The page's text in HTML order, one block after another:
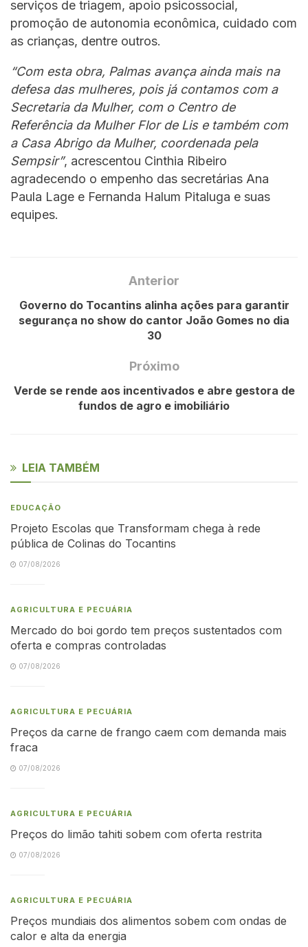
serviços de triagem, apoio psicossocial,
promoção de autonomia econômica, cuidado com
as crianças, dentre outros.
“Com esta obra, Palmas avança ainda mais na
defesa das mulheres, pois já contamos com a
Secretaria da Mulher, com o Centro de
Referência da Mulher Flor de Lis e também com
a Casa Abrigo da Mulher, coordenada pela
Sempsir”, acrescentou Cinthia Ribeiro
agradecendo o empenho das secretárias Ana
Paula Lage e Fernanda Halum Pitaluga e suas
equipes.
Anterior
Governo do Tocantins alinha ações para garantir
segurança no show do cantor João Gomes no dia
30
Próximo
Verde se rende aos incentivados e abre gestora de
fundos de agro e imobiliário
LEIA TAMBÉM
EDUCAÇÃO
Projeto Escolas que Transformam chega à rede
pública de Colinas do Tocantins
07/08/2026
AGRICULTURA E PECUÁRIA
Mercado do boi gordo tem preços sustentados com
oferta e compras controladas
07/08/2026
AGRICULTURA E PECUÁRIA
Preços da carne de frango caem com demanda mais
fraca
07/08/2026
AGRICULTURA E PECUÁRIA
Preços do limão tahiti sobem com oferta restrita
07/08/2026
AGRICULTURA E PECUÁRIA
Preços mundiais dos alimentos sobem com ondas de
calor e alta da energia